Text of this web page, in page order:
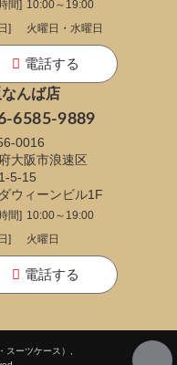
間] 10:00～19:00
]
火曜日・水曜日
電話する
んば店
6585-9889
0016
大阪市浪速区
5-15
ウィーンビル1F
間] 10:00～19:00
]
火曜日
電話する
ーツケース）,